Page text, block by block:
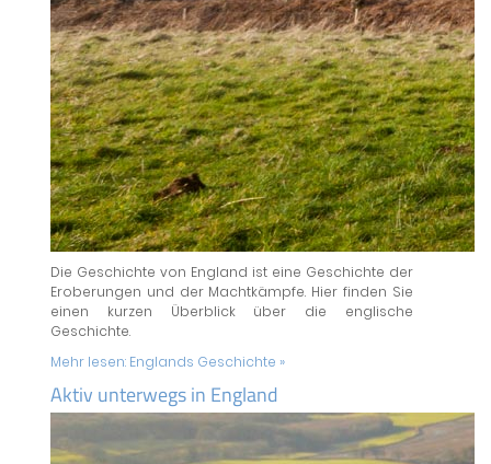
Die Geschichte von England ist eine Geschichte der
Eroberungen und der Machtkämpfe. Hier finden Sie
einen kurzen Überblick über die englische
Geschichte.
Mehr lesen: Englands Geschichte »
Aktiv unterwegs in England